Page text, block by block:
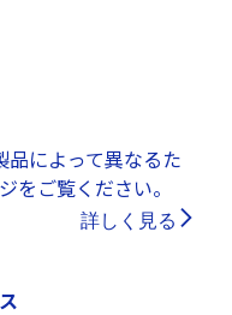
品によって異なるた
をご覧ください。
詳しく見る